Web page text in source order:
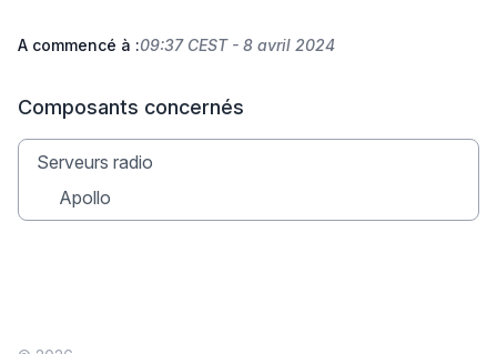
A commencé à :09:37 CEST - 8 avril 2024
Composants concernés
Serveurs radio
Apollo